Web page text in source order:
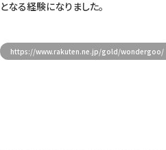
となる経験になりました。
https://www.rakuten.ne.jp/gold/wondergoo/